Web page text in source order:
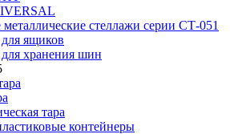
стеллажи серии СТ-051
ящиков
хранения шин
тара
контейнеры